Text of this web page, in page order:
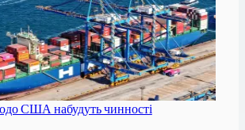
США набудуть чинності